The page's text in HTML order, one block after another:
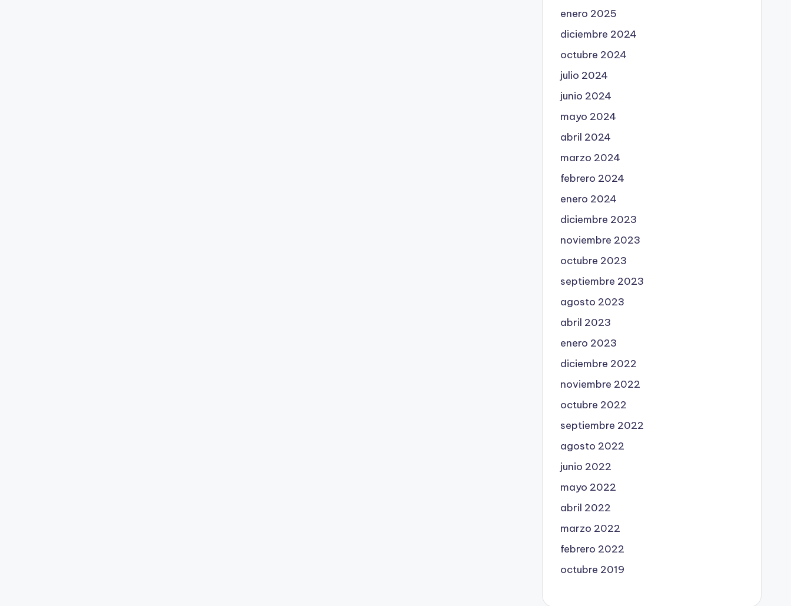
enero 2025
diciembre 2024
octubre 2024
julio 2024
junio 2024
mayo 2024
abril 2024
marzo 2024
febrero 2024
enero 2024
diciembre 2023
noviembre 2023
octubre 2023
septiembre 2023
agosto 2023
abril 2023
enero 2023
diciembre 2022
noviembre 2022
octubre 2022
septiembre 2022
agosto 2022
junio 2022
mayo 2022
abril 2022
marzo 2022
febrero 2022
octubre 2019